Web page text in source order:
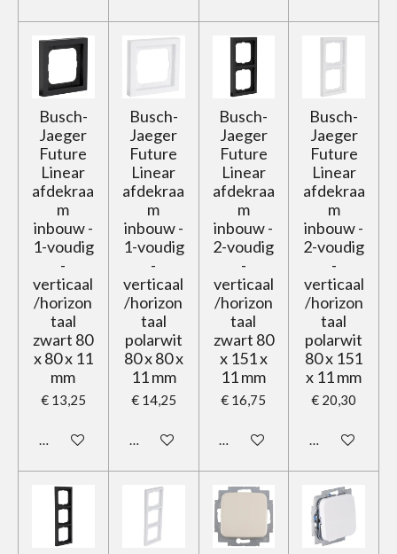
Busch-
Jaeger
Future
Linear
afdekraa
m
inbouw -
1-voudig
-
verticaal
/horizon
taal
zwart 80
x 80 x 11
mm
€ 13,25
In winkelwagen
Busch-
Jaeger
Future
Linear
afdekraa
m
inbouw -
1-voudig
-
verticaal
/horizon
taal
polarwit
80 x 80 x
11 mm
€ 14,25
In winkelwagen
Busch-
Jaeger
Future
Linear
afdekraa
m
inbouw -
2-voudig
-
verticaal
/horizon
taal
zwart 80
x 151 x
11 mm
€ 16,75
In winkelwagen
Busch-
Jaeger
Future
Linear
afdekraa
m
inbouw -
2-voudig
-
verticaal
/horizon
taal
polarwit
80 x 151
x 11 mm
€ 20,30
In